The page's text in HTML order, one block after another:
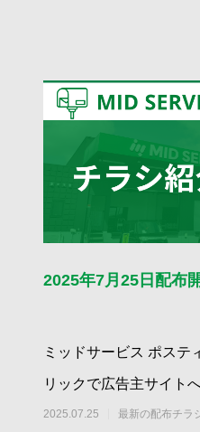
2025年7月25日配布
ミッドサービス ポステ
リックで広告主サイト
万代店｜&#x1f30a;夏得
2025.07.25 最新の配布チラ